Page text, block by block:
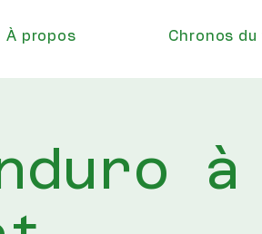
À propos Chronos du
à